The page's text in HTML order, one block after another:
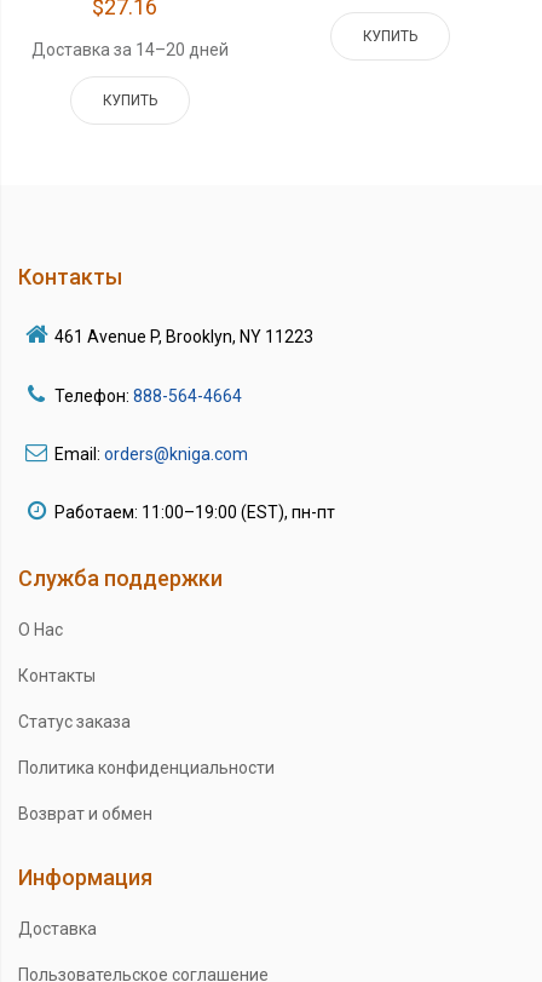
$27.16
Доставка за 14–20 дней
КУПИТЬ
КУПИТЬ
Контакты
461 Avenue P, Brooklyn, NY 11223
Телефон: 888-564-4664
Email: orders@kniga.com
Работаем: 11:00–19:00 (EST), пн-пт
Служба поддержки
О Нас
Контакты
Статус заказа
Политика конфиденциальности
Возврат и обмен
Информация
Доставка
Пользовательское соглашение